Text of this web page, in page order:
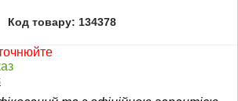
Код товару: 134378